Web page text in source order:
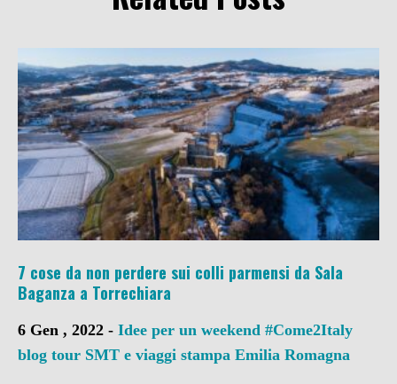
7 cose da non perdere sui colli parmensi da Sala
Baganza a Torrechiara
6 Gen , 2022 - Idee per un weekend #Come2Italy
blog tour SMT e viaggi stampa Emilia Romagna